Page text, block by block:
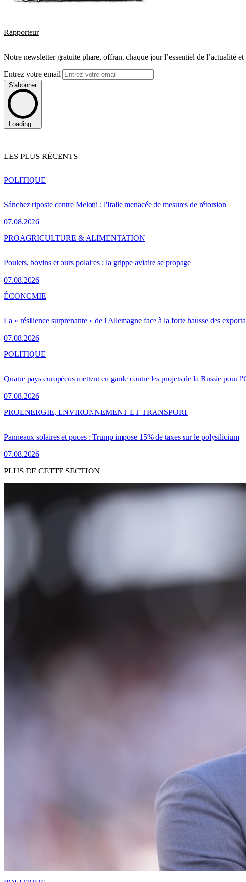
Rapporteur
Notre newsletter gratuite phare, offrant chaque jour l’essentiel de l’actualité
Entrez votre email
S'abonner
Loading...
LES PLUS RÉCENTS
Sánchez riposte contre Meloni : l'Italie menacée de mesures de rétorsion
07.08.2026
POLITIQUE
Poulets, bovins et ours polaires : la grippe aviaire se propage
07.08.2026
PROAGRICULTURE & ALIMENTATION
La « résilience surprenante » de l'Allemagne face à la forte hausse des
07.08.2026
ÉCONOMIE
Quatre pays européens mettent en garde contre les projets de la Russie pour
07.08.2026
POLITIQUE
Panneaux solaires et puces : Trump impose 15% de taxes sur le polysilicium
07.08.2026
PROENERGIE, ENVIRONNEMENT ET TRANSPORT
PLUS DE CETTE SECTION